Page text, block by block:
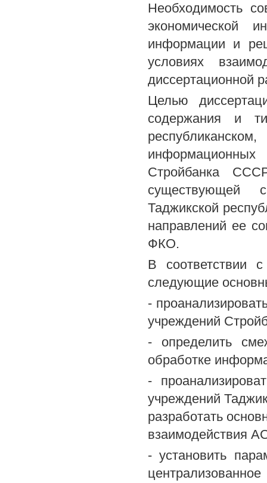
Необходимость
экономической
информации и
условиях
диссертационной
Целью
содержания и
Стройбанка
существующей
Таджикской
направлений ее
ФКО.
В соответствии
следующие
-
учреждений
- определить
обработке
-
учреждений
разработать
взаимодействия
- установить